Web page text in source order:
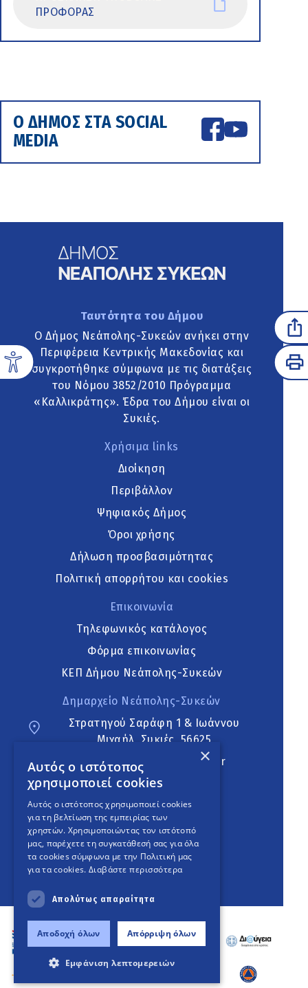
ΠΡΟΦΟΡΑΣ
Ο ΔΗΜΟΣ ΣΤΑ SOCIAL
MEDIA
Ταυτότητα του Δήμου
Ο Δήμος Νεάπολης-Συκεών ανήκει στην
Περιφέρεια Κεντρικής Μακεδονίας και
συγκροτήθηκε σύμφωνα με τις διατάξεις
του Νόμου 3852/2010 Πρόγραμμα
«Καλλικράτης». Έδρα του Δήμου είναι οι
Συκιές.
Χρήσιμα links
Διοίκηση
Περιβάλλον
Ψηφιακός Δήμος
Όροι χρήσης
Δήλωση προσβασιμότητας
Πολιτική απορρήτου και cookies
Επικοινωνία
Τηλεφωνικός κατάλογος
Φόρμα επικοινωνίας
ΚΕΠ Δήμου Νεάπολης-Συκεών
Δημαρχείο Νεάπολης-Συκεών
Στρατηγού Σαράφη 1 & Ιωάννου
Μιχαήλ, Συκιές, 56625
neapoli.sykies@ddt.gov.gr
Ακολουθήστε
English Version
An project
×
Αυτός ο ιστότοπος
χρησιμοποιεί cookies
Αυτός ο ιστότοπος χρησιμοποιεί cookies
για τη βελτίωση της εμπειρίας των
χρηστών. Χρησιμοποιώντας τον ιστότοπό
μας, παρέχετε τη συγκατάθεσή σας για όλα
τα cookies σύμφωνα με την Πολιτική μας
για τα cookies. Διαβάστε περισσότερα
Απολύτως απαραίτητα
Αποδοχή όλων Απόρριψη όλων
Εμφάνιση λεπτομερειών